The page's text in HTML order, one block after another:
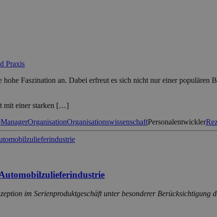
Praxis
Faszination an. Dabei erfreut es sich nicht nur einer populären
mit einer starken […]
ManagerOrganisationOrganisationswissenschaftPersonalentwickler
im Serienproduktgeschäft unter besonderer Berücksichtigung